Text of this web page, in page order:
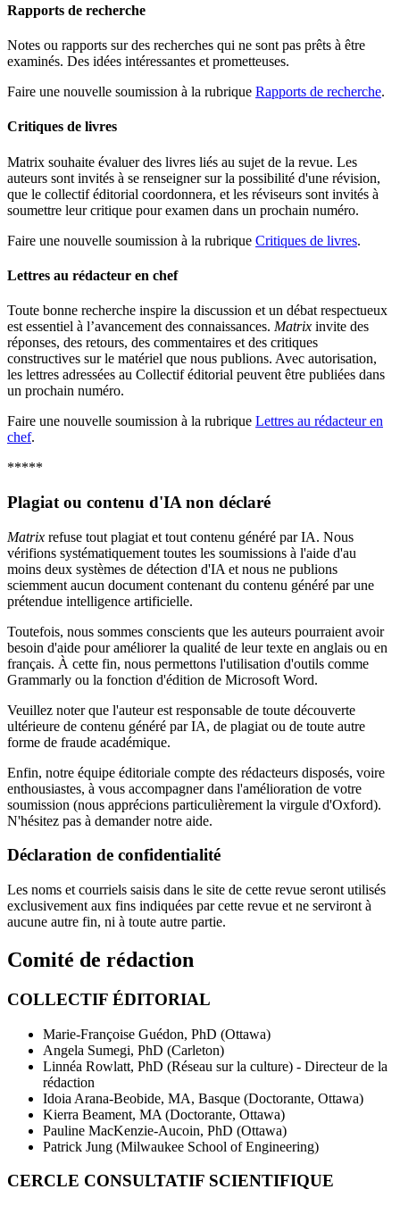
Rapports de recherche
Notes ou rapports sur des recherches qui ne sont pas prêts à être
examinés. Des idées intéressantes et prometteuses.
Faire une nouvelle soumission à la rubrique Rapports de recherche.
Critiques de livres
Matrix souhaite évaluer des livres liés au sujet de la revue. Les
auteurs sont invités à se renseigner sur la possibilité d'une révision,
que le collectif éditorial coordonnera, et les réviseurs sont invités à
soumettre leur critique pour examen dans un prochain numéro.
Faire une nouvelle soumission à la rubrique Critiques de livres.
Lettres au rédacteur en chef
Toute bonne recherche inspire la discussion et un débat respectueux
est essentiel à l’avancement des connaissances. Matrix invite des
réponses, des retours, des commentaires et des critiques
constructives sur le matériel que nous publions. Avec autorisation,
les lettres adressées au Collectif éditorial peuvent être publiées dans
un prochain numéro.
Faire une nouvelle soumission à la rubrique Lettres au rédacteur en
chef.
*****
Plagiat ou contenu d'IA non déclaré
Matrix refuse tout plagiat et tout contenu généré par IA. Nous
vérifions systématiquement toutes les soumissions à l'aide d'au
moins deux systèmes de détection d'IA et nous ne publions
sciemment aucun document contenant du contenu généré par une
prétendue intelligence artificielle.
Toutefois, nous sommes conscients que les auteurs pourraient avoir
besoin d'aide pour améliorer la qualité de leur texte en anglais ou en
français. À cette fin, nous permettons l'utilisation d'outils comme
Grammarly ou la fonction d'édition de Microsoft Word.
Veuillez noter que l'auteur est responsable de toute découverte
ultérieure de contenu généré par IA, de plagiat ou de toute autre
forme de fraude académique.
Enfin, notre équipe éditoriale compte des rédacteurs disposés, voire
enthousiastes, à vous accompagner dans l'amélioration de votre
soumission (nous apprécions particulièrement la virgule d'Oxford).
N'hésitez pas à demander notre aide.
Déclaration de confidentialité
Les noms et courriels saisis dans le site de cette revue seront utilisés
exclusivement aux fins indiquées par cette revue et ne serviront à
aucune autre fin, ni à toute autre partie.
Comité de rédaction
COLLECTIF ÉDITORIAL
Marie-Françoise Guédon, PhD (Ottawa)
Angela Sumegi, PhD (Carleton)
Linnéa Rowlatt, PhD (Réseau sur la culture) - Directeur de la
rédaction
Idoia Arana-Beobide, MA, Basque (Doctorante, Ottawa)
Kierra Beament, MA (Doctorante, Ottawa)
Pauline MacKenzie-Aucoin, PhD (Ottawa)
Patrick Jung (Milwaukee School of Engineering)
CERCLE CONSULTATIF SCIENTIFIQUE